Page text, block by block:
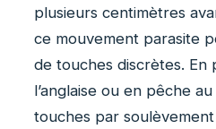
plusieurs centimètres
ce mouvement parasite
de touches discrètes. En
l’anglaise ou en pêche
touches par